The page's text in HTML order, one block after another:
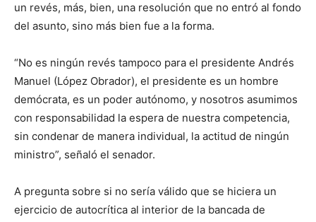
un revés, más, bien, una resolución que no entró al fondo
del asunto, sino más bien fue a la forma.
“No es ningún revés tampoco para el presidente Andrés
Manuel (López Obrador), el presidente es un hombre
demócrata, es un poder autónomo, y nosotros asumimos
con responsabilidad la espera de nuestra competencia,
sin condenar de manera individual, la actitud de ningún
ministro”, señaló el senador.
A pregunta sobre si no sería válido que se hiciera un
ejercicio de autocrítica al interior de la bancada de